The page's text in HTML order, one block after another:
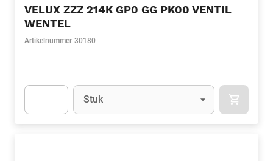
VELUX ZZZ 214K GP0 GG PK00 VENTIL
WENTEL
Artikelnummer 30180
Eenheid
Stuk